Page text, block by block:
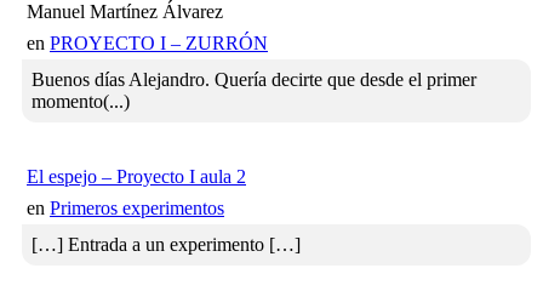
Manuel Martínez Álvarez
en PROYECTO I – ZURRÓN
Buenos días Alejandro. Quería decirte que desde el primer
momento(...)
El espejo – Proyecto I aula 2
en Primeros experimentos
[…] Entrada a un experimento […]